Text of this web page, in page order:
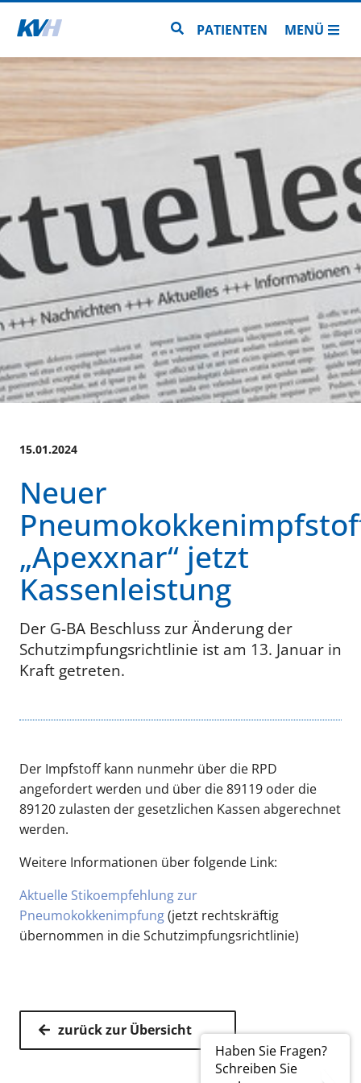
Zur Startseite Zur Seitensuche
PATIENTEN MENÜ
Haben Sie Fragen?
Schreiben Sie
15.01.2024
Neuer
„Apexxnar“ jetzt
Kassenleistung
Der G-BA Beschluss zur Änderung der
Schutzimpfungsrichtlinie ist am 13. Januar in
Kraft getreten.
Der Impfstoff kann nunmehr über die RPD
angefordert werden und über die 89119 oder die
89120 zulasten der gesetzlichen Kassen abgerechnet
werden.
Weitere Informationen über folgende Link:
Aktuelle Stikoempfehlung zur
Pneumokokkenimpfung(jetzt rechtskräftig
übernommen in die Schutzimpfungsrichtlinie)
zurück zur Übersicht